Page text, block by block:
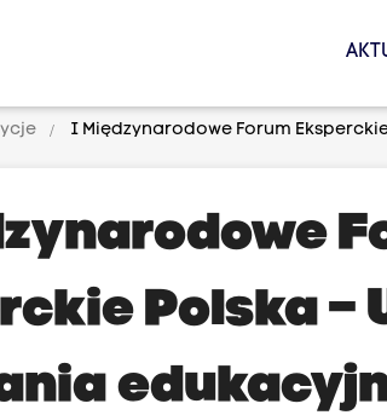
I Międzynarodowe Forum
Polska –